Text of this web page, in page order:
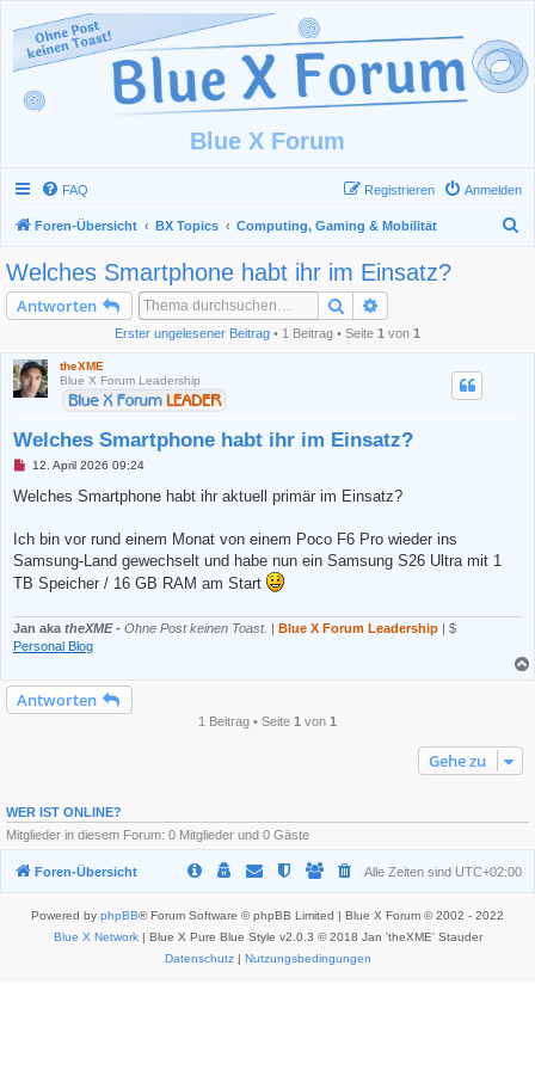
Blue X Forum
FAQ Anmelden
Registrieren
Foren-Übersicht BX Topics Computing, Gaming & Mobilität
Welches Smartphone habt ihr im Einsatz?
Antworten Suche
Erster ungelesener Beitrag • 1 Beitrag • Seite 1 von 1
theXME
Blue X Forum Leadership
Welches Smartphone habt ihr im Einsatz?
U
g
e
e
n
e
B
e
i
g
12. April 2026 09:24
Welches Smartphone habt ihr aktuell primär im Einsatz?
Ich bin vor rund einem Monat von einem Poco F6 Pro wieder ins
Samsung-Land gewechselt und habe nun ein Samsung S26 Ultra mit 1
TB Speicher / 16 GB RAM am Start
Jan aka theXME- Ohne Post keinen Toast. | Blue X Forum Leadership | $
Personal Blog
Antworten
1 Beitrag • Seite 1 von 1
Gehe zu
WER IST ONLINE?
Mitglieder in diesem Forum: 0 Mitglieder und 0 Gäste
Foren-Übersicht Alle Zeiten sind UTC+02:00
Powered by phpBB® Forum Software © phpBB Limited | Blue X Forum © 2002 - 2022
Blue X Network| Blue X Pure Blue Style v2.0.3 © 2018 Jan 'theXME' Stauder
Datenschutz| Nutzungsbedingungen